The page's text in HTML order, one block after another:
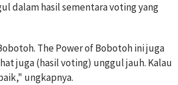
dalam hasil sementara voting yang
The Power of Bobotoh ini juga
juga (hasil voting) unggul jauh. Kalau
ungkapnya.